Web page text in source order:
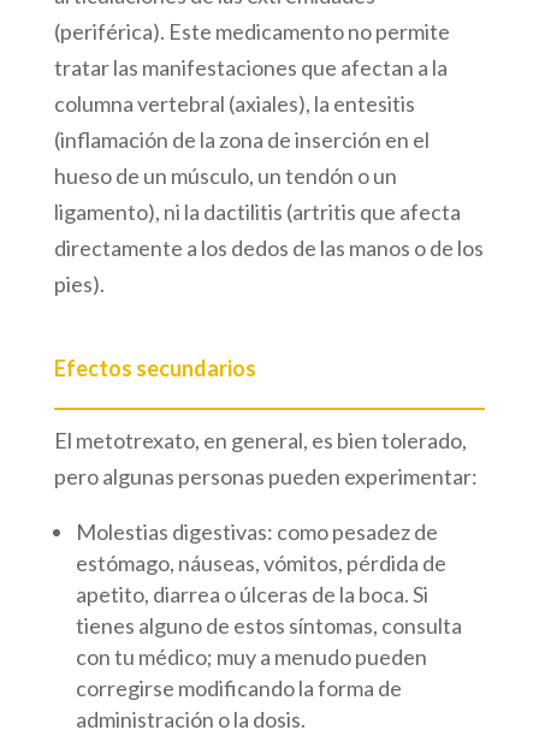
(periférica). Este medicamento no permite
tratar las manifestaciones que afectan a la
columna vertebral (axiales), la entesitis
(inflamación de la zona de inserción en el
hueso de un músculo, un tendón o un
ligamento), ni la dactilitis (artritis que afecta
directamente a los dedos de las manos o de los
pies).
Efectos secundarios
El metotrexato, en general, es bien tolerado,
pero algunas personas pueden experimentar:
Molestias digestivas: como pesadez de
estómago, náuseas, vómitos, pérdida de
apetito, diarrea o úlceras de la boca. Si
tienes alguno de estos síntomas, consulta
con tu médico; muy a menudo pueden
corregirse modificando la forma de
administración o la dosis.